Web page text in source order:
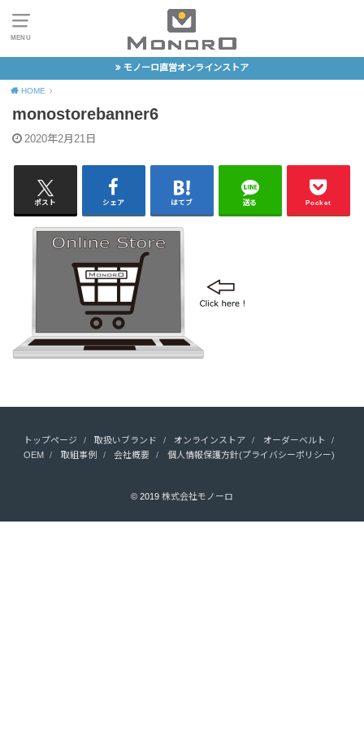
MENU
モノーロ直営オンラインストア
HOME
monostorebanner6
2020年2月21日
ポスト シェア はてブ 送る Pocket
トップページ 取扱いブランド オンラインストア
オーダーベルト
OEM
取組事例 会社概要 個人情報保護方針(プライバシーポリシー)
© 2019 株式会社モノーロ